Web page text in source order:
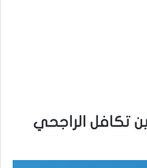
تكافل الراجحي